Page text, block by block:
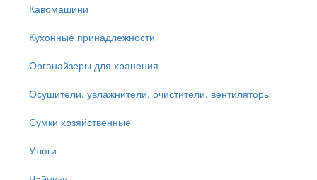
Кавомашини
Кухонные принадлежности
Органайзеры для хранения
Осушители, увлажнители, очистители, вентиляторы
Сумки хозяйственные
Утюги